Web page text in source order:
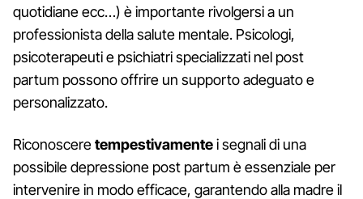
quotidiane ecc…) è importante rivolgersi a un
professionista della salute mentale. Psicologi,
psicoterapeuti e psichiatri specializzati nel post
partum possono offrire un supporto adeguato e
personalizzato.
Riconosceretempestivamentei segnali di una
possibile depressione post partum è essenziale per
intervenire in modo efficace, garantendo alla madre il